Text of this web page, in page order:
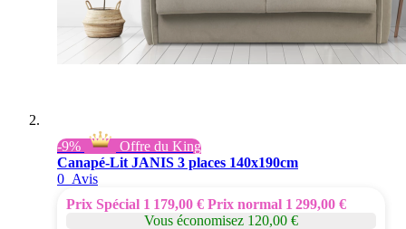
-9%
Offre du King
Canapé-Lit JANIS 3 places 140x190cm
0 Avis
Prix Spécial 1 179,00 € Prix normal 1 299,00 €
Vous économisez 120,00 €